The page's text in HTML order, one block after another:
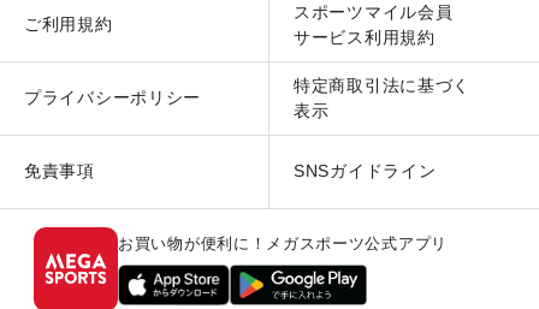
ご利用規約
スポーツマイル会員
サービス利用規約
プライバシーポリシー
特定商取引法に基づく
表示
免責事項 SNSガイドライン
お買い物が便利に！メガスポーツ公式アプリ